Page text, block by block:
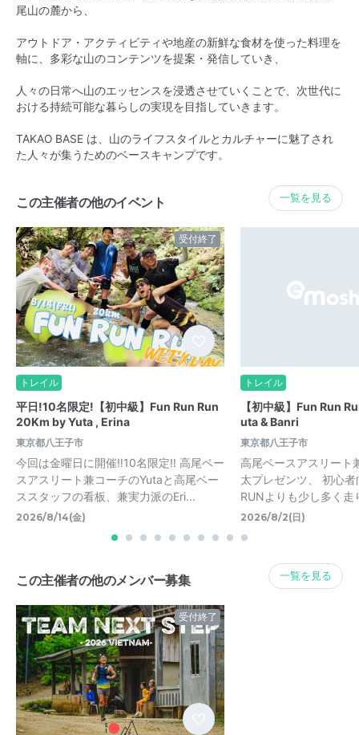
尾山の麓から、
アウトドア・アクティビティや地産の新鮮な食材を使った料理を
軸に、多彩な山のコンテンツを提案・発信していき、
人々の日常へ山のエッセンスを浸透させていくことで、次世代に
おける持続可能な暮らしの実現を目指していきます。
TAKAO BASE は、山のライフスタイルとカルチャーに魅了され
た人々が集うためのベースキャンプです。
この主催者の他のイベント 一覧を見る
受付終了
トレイル
平日!10名限定!【初中級】Fun Run Run
20Km by Yuta , Erina
東京都八王子市
今回は金曜日に開催‼️10名限定‼️ 高尾ベー
スアスリート兼コーチのYutaと高尾ベー
ススタッフの看板、兼実力派のEri...
2026/8/14(金)
トレイル
【初中級】Fun Run
uta & Banri
東京都八王子市
高尾ベースアスリート
太プレゼンツ、 初心
RUNよりも少し多く
2026/8/2(日)
この主催者の他のメンバー募集 一覧を見る
受付終了